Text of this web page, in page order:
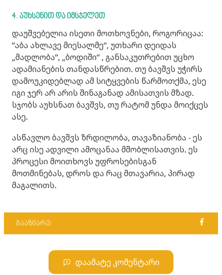
4. აუხსენით და იმსჯელეთ
დაუშვებელია ისეთი მოთხოვნები, როგორიცაა:
“აბა ახლავე მიესალმე“, უთხარი დეიდას
„მადლობა“, „ბოდიში“ , განსაკუთრებით უცხო
ადამიანების თანდასწრებით. თუ ბავშვს უჭირს
დამოუკიდებლად ამ სიტყვების წარმოთქმა, ესე
იგი ჯერ არ არის შინაგანად ამისათვის მზად.
სჯობს აუხსნათ ბავშვს, თუ რატომ უნდა მოიქცეს
ასე.
ასწავლო ბავშვს ზრდილობა, თავაზიანობა - ეს
არც ისე ადვილი ამოცანაა მშობლისათვის. ეს
პროცესი მოითხოვს უფროსებისგან
მოთმინებას, დროს და რაც მთავარია, პირად
მაგალითს.
გააზიარე:
დაამატე კომენტარი